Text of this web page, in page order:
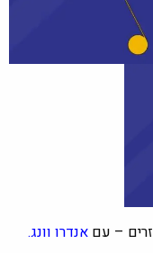
– עםאנדרו וונג.